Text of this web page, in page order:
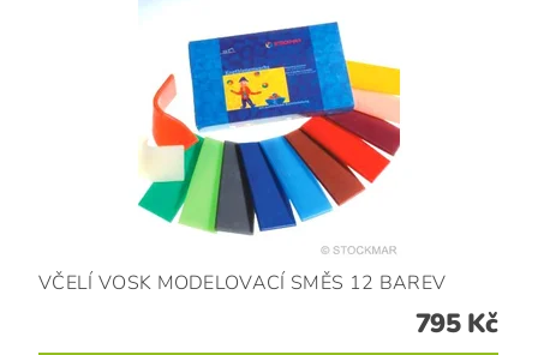
VČELÍ VOSK MODELOVACÍ SMĚS 12 BAREV
795 Kč